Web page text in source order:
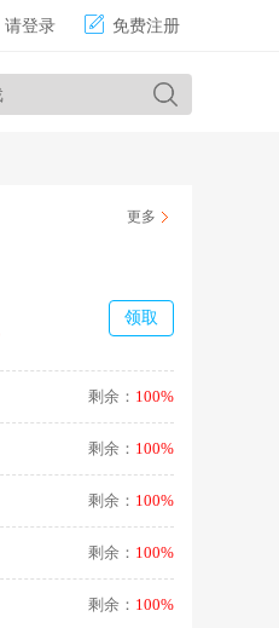
请登录  免费注册
更多
领取
剩余： 100%
剩余： 100%
剩余： 100%
剩余： 100%
剩余： 100%